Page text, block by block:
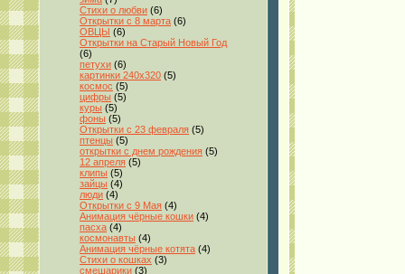
Стихи о любви (6)
Открытки с 8 марта (6)
ОВЦЫ (6)
Открытки на Старый Новый Год
(6)
петухи (6)
картинки 240x320 (5)
космос (5)
цифры (5)
куры (5)
фоны (5)
Открытки с 23 февраля (5)
птенцы (5)
открытки с днем рождения (5)
12 апреля (5)
клипы (5)
зайцы (4)
люди (4)
Открытки с 9 Мая (4)
Анимация чёрные кошки (4)
пасха (4)
космонавты (4)
Анимация чёрные котята (4)
Стихи о кошках (3)
смешарики (3)